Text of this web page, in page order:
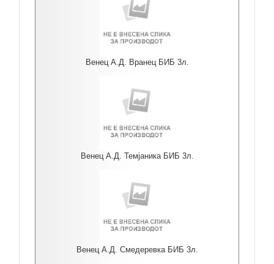
Венец А.Д. Вранец БИБ 3л.
Венец А.Д. Темјаника БИБ 3л.
Венец А.Д. Смедеревка БИБ 3л.